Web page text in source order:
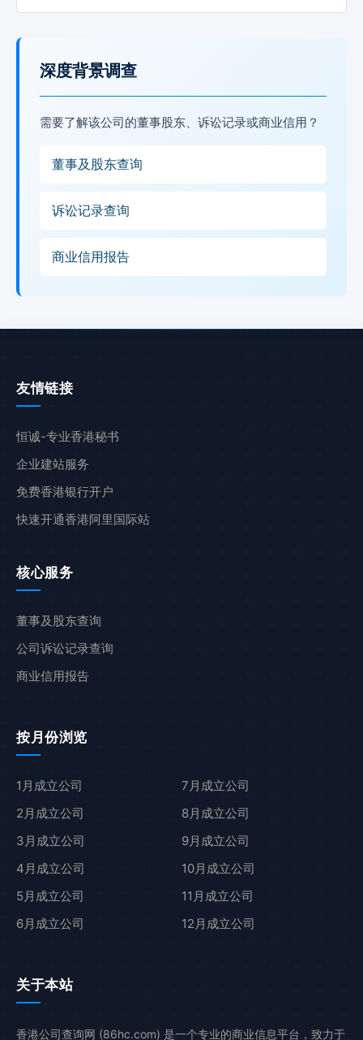
深度背景调查
需要了解该公司的董事股东、诉讼记录或商业信用？
董事及股东查询
诉讼记录查询
商业信用报告
友情链接
恒诚-专业香港秘书
企业建站服务
免费香港银行开户
快速开通香港阿里国际站
核心服务
董事及股东查询
公司诉讼记录查询
商业信用报告
按月份浏览
1月成立公司
2月成立公司
3月成立公司
4月成立公司
5月成立公司
6月成立公司
7月成立公司
8月成立公司
9月成立公司
10月成立公司
11月成立公司
12月成立公司
关于本站
香港公司查询网 (86hc.com) 是一个专业的商业信息平台，致力于